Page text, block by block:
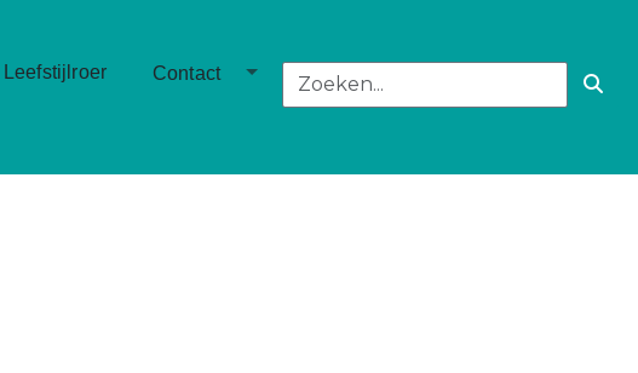
Dropdown
Leefstijlroer Contact Toggle Dropdown